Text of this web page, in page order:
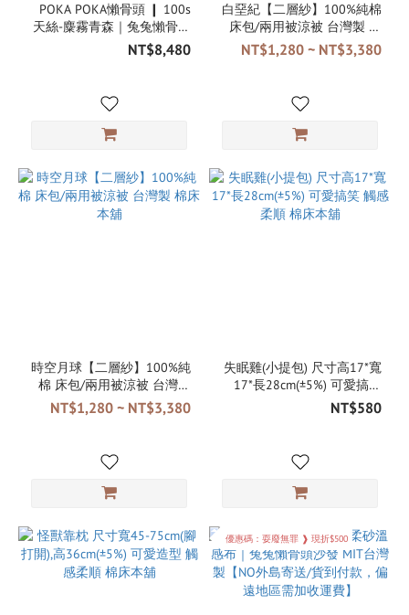
POKA POKA懶骨頭 ❙ 100s
天絲-麋霧青森｜兔兔懶骨頭
沙發 MIT台灣製【NO外島寄
送/貨到付款，偏遠地區需加
NT$8,480
白堊紀【二層紗】100%純棉
床包/兩用被涼被 台灣製 棉
床本舖
NT$1,280 ~ NT$3,380
時空月球【二層紗】100%純
棉 床包/兩用被涼被 台灣製
棉床本舖
NT$1,280 ~ NT$3,380
失眠雞(小提包) 尺寸高17*寬
17*長28cm(±5%) 可愛搞笑
觸感柔順 棉床本舖
NT$580
優惠碼：耍廢無罪 ❱ 現折$500